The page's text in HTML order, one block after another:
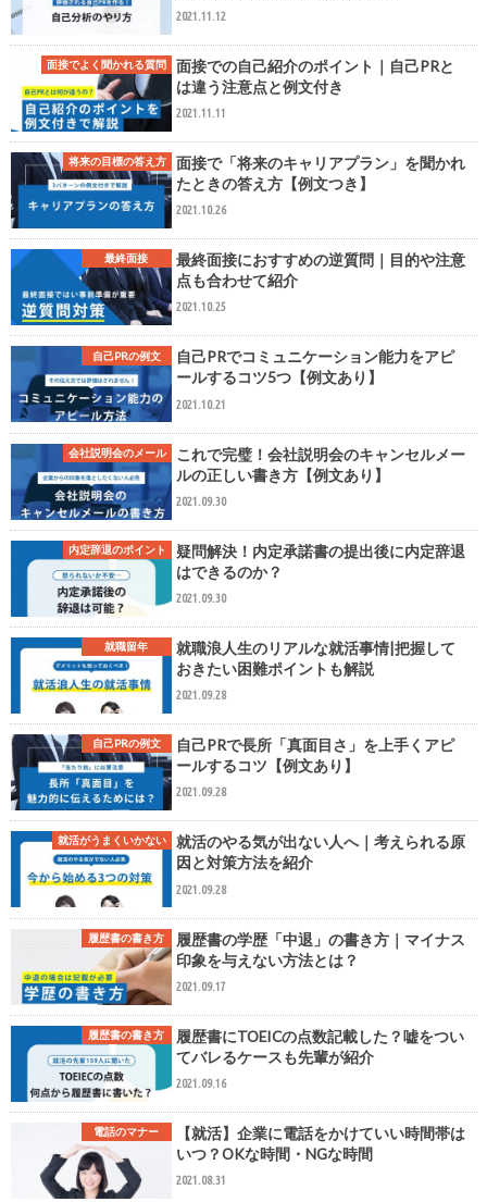
2021.11.12
面接でよく聞かれる質問
面接での自己紹介のポイント｜自己PRと
は違う注意点と例文付き
2021.11.11
将来の目標の答え方
面接で「将来のキャリアプラン」を聞かれ
たときの答え方【例文つき】
2021.10.26
最終面接
最終面接におすすめの逆質問｜目的や注意
点も合わせて紹介
2021.10.25
自己PRの例文
自己PRでコミュニケーション能力をアピ
ールするコツ5つ【例文あり】
2021.10.21
会社説明会のメール
これで完璧！会社説明会のキャンセルメー
ルの正しい書き方【例文あり】
2021.09.30
内定辞退のポイント
疑問解決！内定承諾書の提出後に内定辞退
はできるのか？
2021.09.30
就職留年
就職浪人生のリアルな就活事情|把握して
おきたい困難ポイントも解説
2021.09.28
自己PRの例文
自己PRで長所「真面目さ」を上手くアピ
ールするコツ【例文あり】
2021.09.28
就活がうまくいかない
就活のやる気が出ない人へ｜考えられる原
因と対策方法を紹介
2021.09.28
履歴書の書き方
履歴書の学歴「中退」の書き方｜マイナス
印象を与えない方法とは？
2021.09.17
履歴書の書き方
履歴書にTOEICの点数記載した？嘘をつい
てバレるケースも先輩が紹介
2021.09.16
電話のマナー
【就活】企業に電話をかけていい時間帯は
いつ？OKな時間・NGな時間
2021.08.31